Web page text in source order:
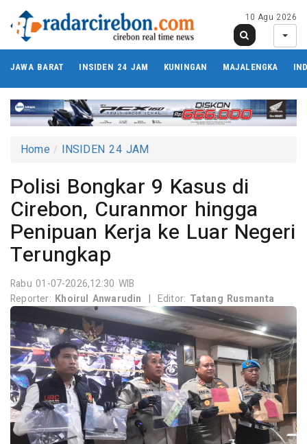
10 Agu 2026
JAWA BARAT INSIDEN 24 JAM KUNINGAN MAJALENGKA
Home INSIDEN 24 JAM
Polisi Bongkar 9 Kasus di
Cirebon, Curanmor hingga
Penipuan Kerja ke Luar Negeri
Terungkap
Rabu 01-07-2026,12:30 WIB
Reporter: Khoirul Anwarudin | Editor: Tatang Rusmanta